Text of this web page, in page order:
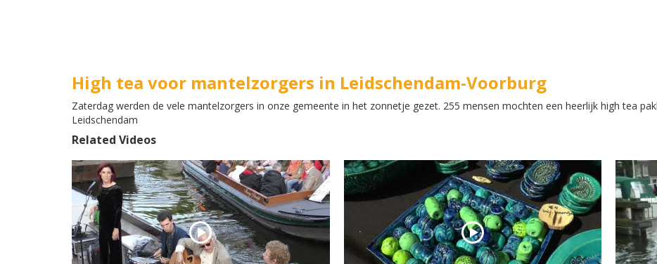
High tea voor mantelzorgers in Leidschendam-Voorburg
Zaterdag werden de vele mantelzorgers in onze gemeente in het zonnetje gezet. 255 mensen mochten een heerlijk high tea
Leidschendam
Related Videos